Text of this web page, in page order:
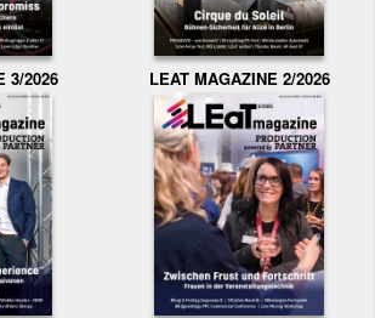
3/2026 LEAT MAGAZINE 2/2026